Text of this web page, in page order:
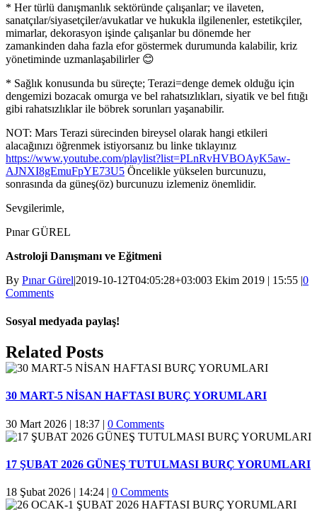
* Her türlü danışmanlık sektöründe çalışanlar; ve ilaveten,
sanatçılar/siyasetçiler/avukatlar ve hukukla ilgilenenler, estetikçiler,
mimarlar, dekorasyon işinde çalışanlar bu dönemde her
zamankinden daha fazla efor göstermek durumunda kalabilir, kriz
yönetiminde uzmanlaşabilirler 😊
* Sağlık konusunda bu süreçte; Terazi=denge demek olduğu için
dengemizi bozacak omurga ve bel rahatsızlıkları, siyatik ve bel fıtığı
gibi rahatsızlıklar ile böbrek sorunları yaşanabilir.
NOT: Mars Terazi sürecinden bireysel olarak hangi etkileri
alacağınızı öğrenmek istiyorsanız bu linke tıklayınız
https://www.youtube.com/playlist?list=PLnRvHVBOAyK5aw-
AJNXI8gEmuFpYE73U5 Öncelikle yükselen burcunuzu,
sonrasında da güneş(öz) burcunuzu izlemeniz önemlidir.
Sevgilerimle,
Pınar GÜREL
Astroloji Danışmanı ve Eğitmeni
By Pınar Gürel|2019-10-12T04:05:28+03:003 Ekim 2019 | 15:55 |0
Comments
Sosyal medyada paylaş!
Facebook
Twitter
Reddit
LinkedIn
WhatsApp
Pinterest
Email
Related Posts
30 MART-5 NİSAN HAFTASI BURÇ YORUMLARI
30 Mart 2026 | 18:37 | 0 Comments
17 ŞUBAT 2026 GÜNEŞ TUTULMASI BURÇ YORUMLARI
18 Şubat 2026 | 14:24 | 0 Comments